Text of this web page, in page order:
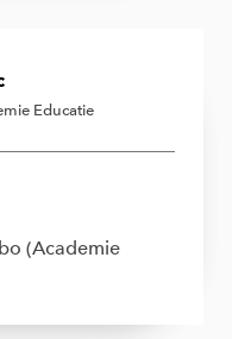
Educatie
(Academie